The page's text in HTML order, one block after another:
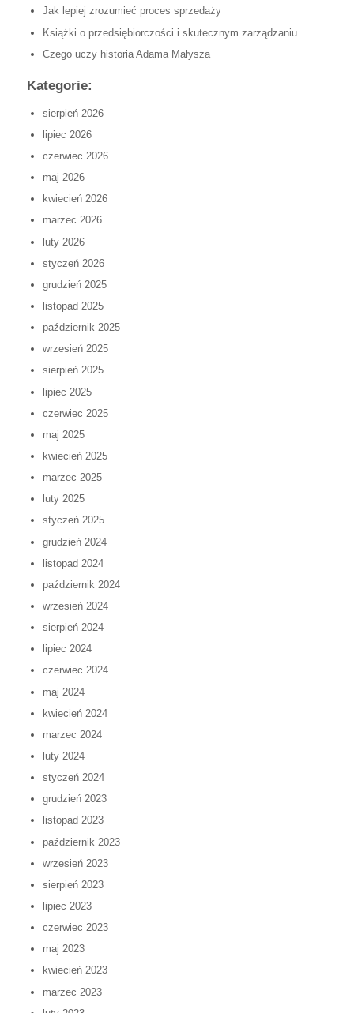
Jak lepiej zrozumieć proces sprzedaży
Książki o przedsiębiorczości i skutecznym zarządzaniu
Czego uczy historia Adama Małysza
Kategorie:
sierpień 2026
lipiec 2026
czerwiec 2026
maj 2026
kwiecień 2026
marzec 2026
luty 2026
styczeń 2026
grudzień 2025
listopad 2025
październik 2025
wrzesień 2025
sierpień 2025
lipiec 2025
czerwiec 2025
maj 2025
kwiecień 2025
marzec 2025
luty 2025
styczeń 2025
grudzień 2024
listopad 2024
październik 2024
wrzesień 2024
sierpień 2024
lipiec 2024
czerwiec 2024
maj 2024
kwiecień 2024
marzec 2024
luty 2024
styczeń 2024
grudzień 2023
listopad 2023
październik 2023
wrzesień 2023
sierpień 2023
lipiec 2023
czerwiec 2023
maj 2023
kwiecień 2023
marzec 2023